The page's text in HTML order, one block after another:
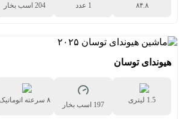
۸۴.۸
1 عدد 204 اسب بخار
هیوندای توسان
1.5 لیتری
197 اسب بخار
۸ سرعته اتوماتیک